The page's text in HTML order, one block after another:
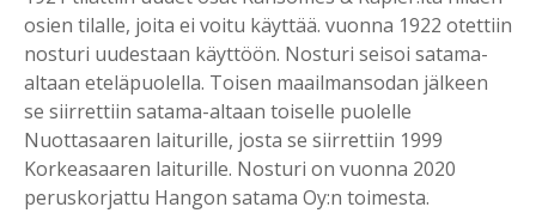
osien tilalle, joita ei voitu käyttää. vuonna 1922 otettiin
nosturi uudestaan käyttöön. Nosturi seisoi satama-
altaan eteläpuolella. Toisen maailmansodan jälkeen
se siirrettiin satama-altaan toiselle puolelle
Nuottasaaren laiturille, josta se siirrettiin 1999
Korkeasaaren laiturille. Nosturi on vuonna 2020
peruskorjattu Hangon satama Oy:n toimesta.